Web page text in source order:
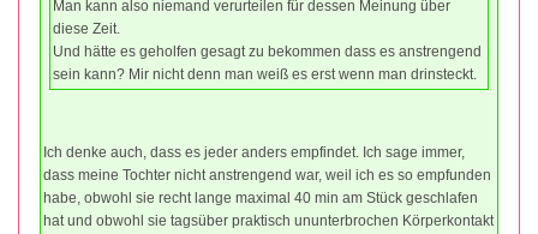
Man kann also niemand verurteilen für dessen Meinung über
diese Zeit.
Und hätte es geholfen gesagt zu bekommen dass es anstrengend
sein kann? Mir nicht denn man weiß es erst wenn man drinsteckt.
Ich denke auch, dass es jeder anders empfindet. Ich sage immer,
dass meine Tochter nicht anstrengend war, weil ich es so empfunden
habe, obwohl sie recht lange maximal 40 min am Stück geschlafen
hat und obwohl sie tagsüber praktisch ununterbrochen Körperkontakt